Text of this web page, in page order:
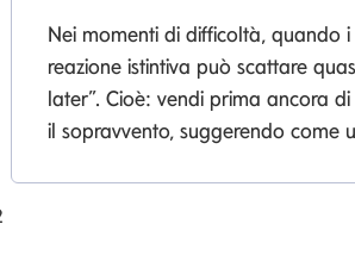
Nei momenti di difficoltà, quando
reazione istintiva può scattare
later”. Cioè: vendi prima ancora
il sopravvento, suggerendo come